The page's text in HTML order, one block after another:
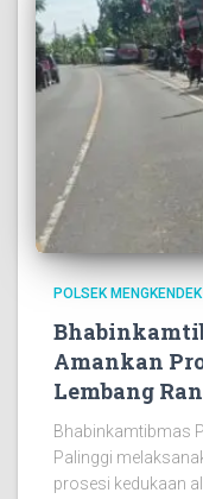
POLSEK MENGKENDEK
Amankan
Lembang
Bhabinkamtibmas
Palinggi
prosesi kedukaan